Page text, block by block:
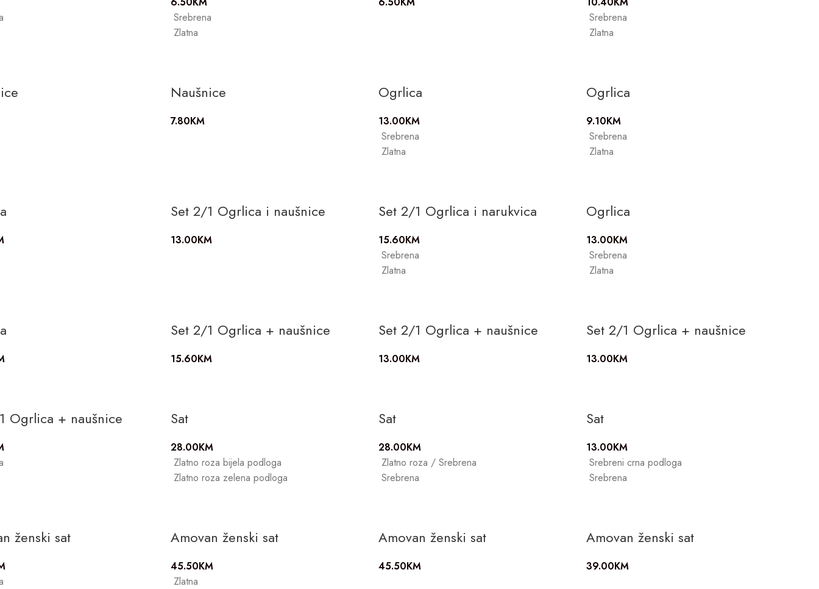
Srebrena
Zlatna
Srebrena
Zlatna
Naušnice
7.80KM
Ogrlica
13.00KM
Srebrena
Zlatna
Ogrlica
9.10KM
Srebrena
Zlatna
Set 2/1 Ogrlica i naušnice
13.00KM
Set 2/1 Ogrlica i narukvica
15.60KM
Srebrena
Zlatna
Ogrlica
13.00KM
Srebrena
Zlatna
Set 2/1 Ogrlica + naušnice
15.60KM
Set 2/1 Ogrlica + naušnice
13.00KM
Set 2/1 Ogrlica + naušnice
13.00KM
Ogrlica + naušnice Sat
28.00KM
Zlatno roza bijela podloga
Zlatno roza zelena podloga
Sat
28.00KM
Zlatno roza / Srebrena
Srebrena
Sat
13.00KM
Srebreni crna podloga
Srebrena
ženski sat Amovan ženski sat
45.50KM
Zlatna
Amovan ženski sat
45.50KM
Amovan ženski sat
39.00KM